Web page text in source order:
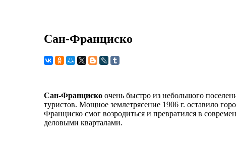
Сан-Франциско
Сан-Франциско очень быстро из небольшого
туристов. Мощное землетрясение 1906 г. оставило
Франциско смог возродиться и превратился в
деловыми кварталами.